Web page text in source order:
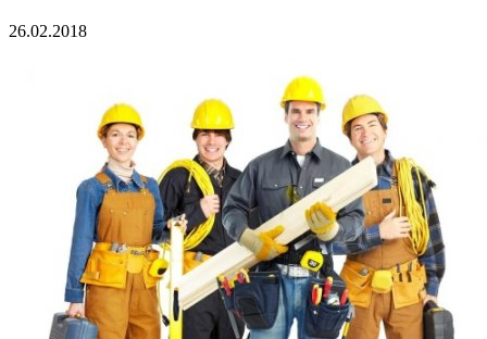
26.02.2018